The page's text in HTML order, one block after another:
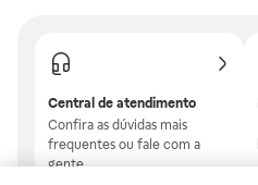
Central de atendimento
Confira as dúvidas mais
frequentes ou fale com a
gente.